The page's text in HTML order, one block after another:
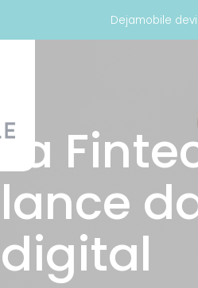
Dejamobile
La
lance
digital